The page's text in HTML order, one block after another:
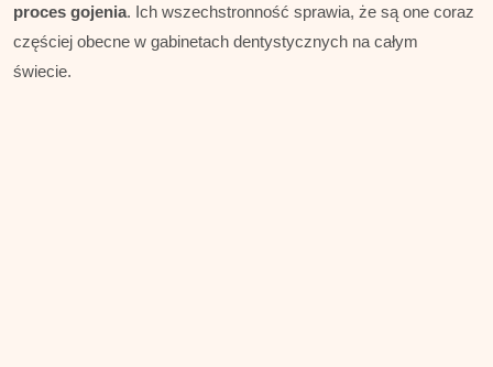
proces gojenia. Ich wszechstronność sprawia, że są one coraz
częściej obecne w gabinetach dentystycznych na całym
świecie.